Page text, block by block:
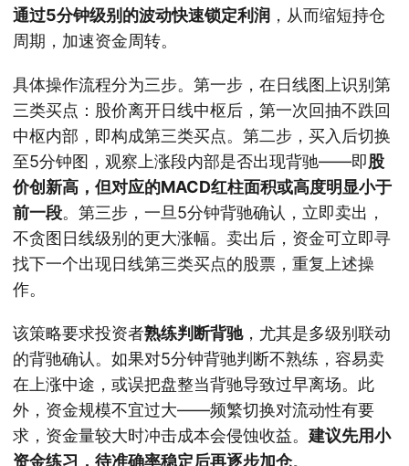
通过5分钟级别的波动快速锁定利润 ，从而缩短持仓
周期，加速资金周转。
具体操作流程分为三步。第一步，在日线图上识别第
三类买点：股价离开日线中枢后，第一次回抽不跌回
中枢内部，即构成第三类买点。第二步，买入后切换
至5分钟图，观察上涨段内部是否出现背驰——即股
价创新高，但对应的MACD红柱面积或高度明显小于
前一段。第三步，一旦5分钟背驰确认，立即卖出，
不贪图日线级别的更大涨幅。卖出后，资金可立即寻
找下一个出现日线第三类买点的股票，重复上述操
作。
该策略要求投资者熟练判断背驰，尤其是多级别联动
的背驰确认。如果对5分钟背驰判断不熟练，容易卖
在上涨中途，或误把盘整当背驰导致过早离场。此
外，资金规模不宜过大——频繁切换对流动性有要
求，资金量较大时冲击成本会侵蚀收益。 建议先用小
资金练习，待准确率稳定后再逐步加仓。